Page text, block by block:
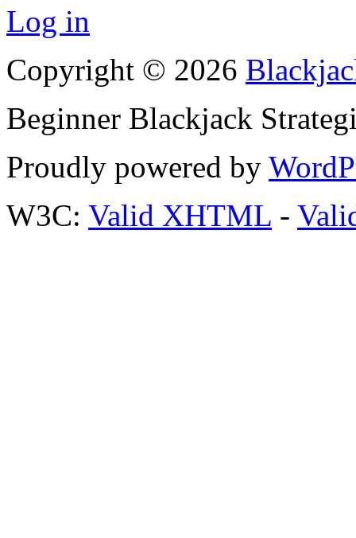
Log in
Copyright © 2026
Beginner Blackjack
Proudly powered by
W3C: Valid XHTML -